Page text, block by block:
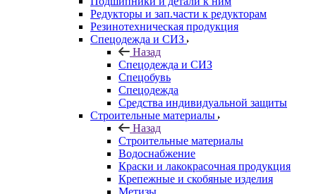
Редукторы и зап.части к редукторам
Резинотехническая продукция
Спецодежда и СИЗ
Назад
Спецодежда и СИЗ
Спецобувь
Спецодежда
Средства индивидуальной защиты
Строительные материалы
Назад
Строительные материалы
Водоснабжение
Краски и лакокрасочная продукция
Крепежные и скобяные изделия
Метизы